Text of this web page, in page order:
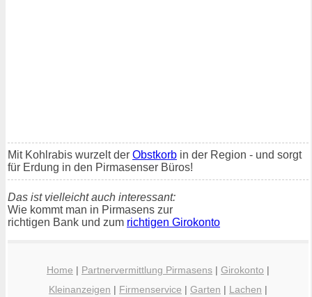
Mit Kohlrabis wurzelt der Obstkorb in der Region - und sorgt
für Erdung in den Pirmasenser Büros!
Das ist vielleicht auch interessant:
Wie kommt man in Pirmasens zur
richtigen Bank und zum richtigen Girokonto
Home | Partnervermittlung Pirmasens | Girokonto |
Kleinanzeigen | Firmenservice | Garten | Lachen |